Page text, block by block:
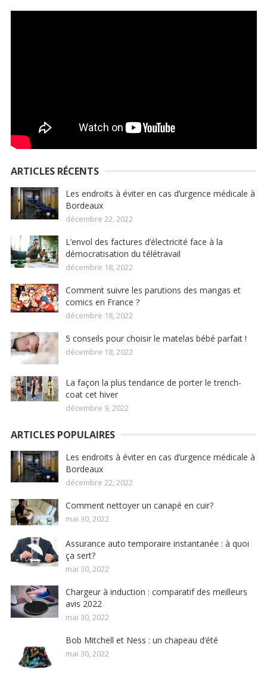
ARTICLES RÉCENTS
Les endroits à éviter en cas d’urgence médicale à
Bordeaux
décembre 22, 2022
L’envol des factures d’électricité face à la
démocratisation du télétravail
décembre 18, 2022
Comment suivre les parutions des mangas et
comics en France ?
décembre 18, 2022
5 conseils pour choisir le matelas bébé parfait !
décembre 18, 2022
La façon la plus tendance de porter le trench-
coat cet hiver
décembre 9, 2022
ARTICLES POPULAIRES
Les endroits à éviter en cas d’urgence médicale à
Bordeaux
décembre 22, 2022
Comment nettoyer un canapé en cuir?
mai 30, 2022
Assurance auto temporaire instantanée : à quoi
ça sert?
mai 30, 2022
Chargeur à induction : comparatif des meilleurs
avis 2022
mai 30, 2022
Bob Mitchell et Ness : un chapeau d’été
mai 30, 2022